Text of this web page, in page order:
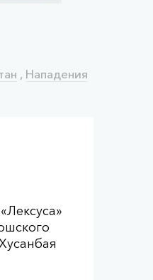
, Нападения